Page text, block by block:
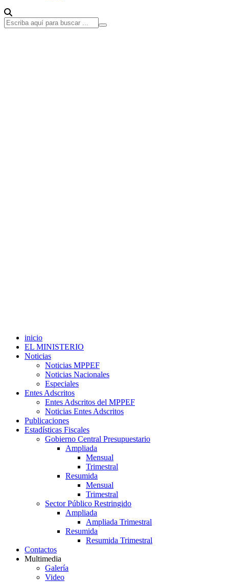
inicio
EL MINISTERIO
Noticias
Noticias MPPEF
Noticias Nacionales
Especiales
Entes Adscritos
Entes Adscritos del MPPEF
Noticias Entes Adscritos
Publicaciones
Estadísticas Fiscales
Gobierno Central Presupuestario
Ampliada
Mensual
Trimestral
Resumida
Mensual
Trimestral
Sector Público Restringido
Ampliada
Ampliada Trimestral
Resumida
Resumida Trimestral
Contactos
Multimedia
Galería
Video